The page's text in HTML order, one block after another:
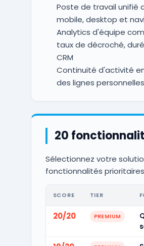
Poste de travail unifié
mobile, desktop et
Analytics d'équipe
taux de décroché,
CRM
Continuité d'activité
des lignes
20
Sélectionnez votre
fonctionnalités
SCORE TIER
20/20 PREMIUM